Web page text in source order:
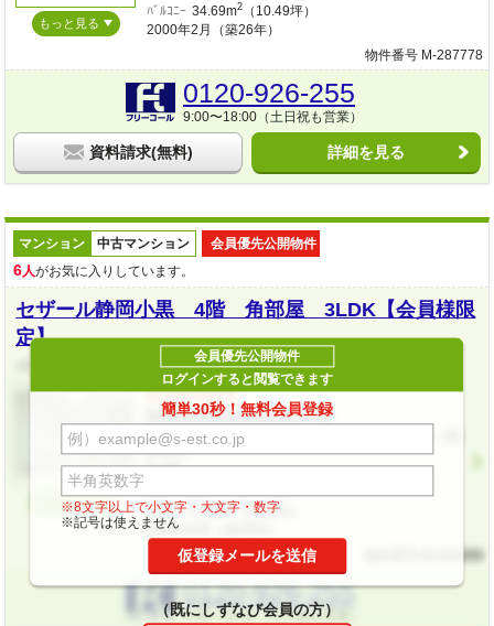
もっと見る
ﾊﾞﾙｺﾆｰ 34.69m2（10.49坪）
2000年2月（築26年）
物件番号 M-287778
0120-926-255
9:00〜18:00（土日祝も営業）
資料請求(無料) 詳細を見る
マンション 中古マンション 会員優先公開物件
6人がお気に入りしています。
セザール静岡小黒 4階 角部屋 3LDK【会員様限
定】
4階の角部屋で日当たり良好です！ペット飼育可能です！
もっと見る
1,380万円
静岡県静岡市駿河区小黒1-9-36
しずてつジャストライン「小黒二丁目東」145ｍ（徒
歩2分）
3LDK
ﾊﾞﾙｺﾆｰ 7.70m2（2.32坪）
1988年9月（築37年）
0120-926-255
9:00〜18:00（土日祝も営業）
会員優先公開物件
ログインすると閲覧できます
簡単30秒！無料会員登録
※8文字以上で小文字・大文字・数字
※記号は使えません
（既にしずなび会員の方）